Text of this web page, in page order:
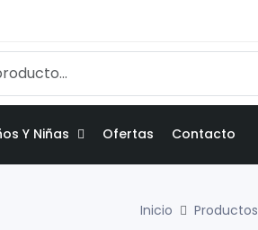
Y Niñas Ofertas Contacto
Inicio Productos